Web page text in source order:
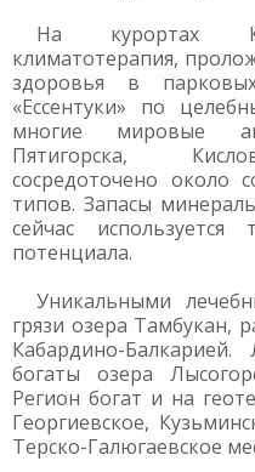
На курортах
климатотерапия,
здоровья в
«Ессентуки» по
многие мировые
Пятигорска,
сосредоточено около
типов. Запасы
сейчас
потенциала.
Уникальными
грязи озера Тамбукан,
Кабардино-
богаты озера
Регион богат и на
Георгиевское,
Терско-Галюгаевское